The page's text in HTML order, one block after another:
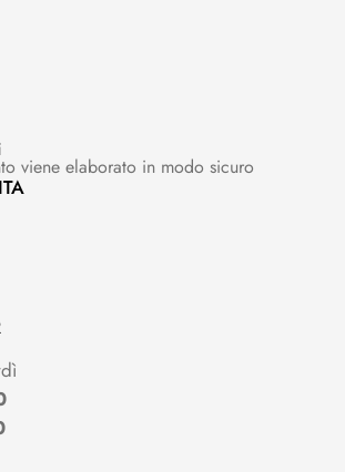
viene elaborato in modo sicuro